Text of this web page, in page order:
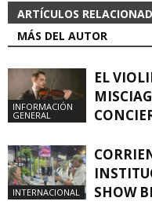
ARTÍCULOS
MÁS DEL AUTOR
INFORMACIÓN
GENERAL
EL
INTERNACIONAL
SHOW